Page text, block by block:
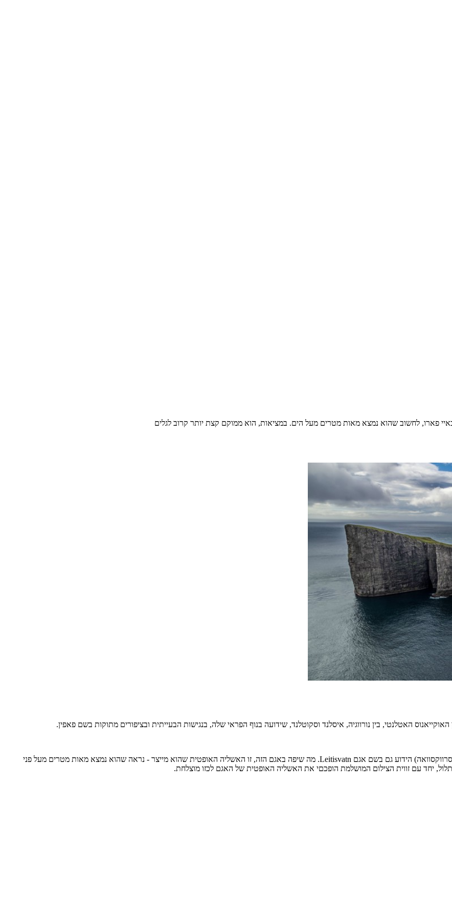
פארו, לחשוב שהוא נמצא מאות מטרים מעל הים. במציאות, הוא ממוקם קצת יותר קרוב לגלים
האטלנטי, בין נורווגיה, איסלנד וסקוטלנד, שידועה בנוף הפראי שלה, בנגישות הבעייתית ובציפורים מתוקות בשם פאפין.
אחד מהאגמים היפים של האיים האלו הוא אגם Sørvágsvatn (הוגים את זה: סרווקסוואה) הידוע גם בשם אגם Leitisvatn. מה שיפה באגם הזה, זו האשליה האופטית שהוא מייצר - נראה שהוא נמצא מאות מטרים מעל פני